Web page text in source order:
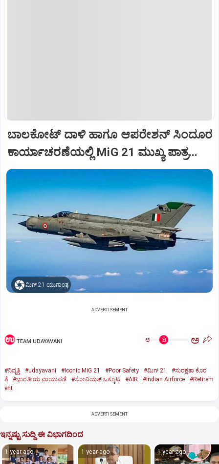
ಬಾಲಕೋಟ್‌ ದಾಳಿ ಹಾಗೂ ಆಪರೇಶನ್‌ ಸಿಂದೂರ
ಕಾರ್ಯಾಚರಣೆಯಲ್ಲಿ MiG 21 ಮುಖ್ಯ ಪಾತ್ರ...
ಮಿಗ್‌ 21 ಯುಗಾಂತ್ಯ
ADVERTISEMENT
TEAM UDAYAVANI ಅ ಅ
#ನಿವೃತ್ತಿ #udayavani #Iconic MiG 21 #Poor Safety #ಮಿಗ್‌ 21
#ಸುರಕ್ಷತಾ ಕೊರ
ತೆ
#ಭಾರತೀಯ ವಾಯುಪಡೆ #ಸೋವಿಯತ್‌ ಒಕ್ಕೂಟ #AIR #Indian Airforce
#Retirem
ent
ADVERTISEMENT
ಇನ್ನಷ್ಟು ಸುದ್ದಿ ಈ ವಿಭಾಗದಿಂದ
1 year ago 1 year ago 1 year ago